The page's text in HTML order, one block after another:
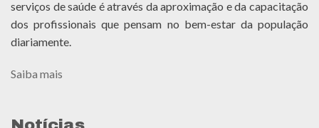
serviços de saúde é através da aproximação e da capacitação
dos profissionais que pensam no bem-estar da população
diariamente.
Saiba mais